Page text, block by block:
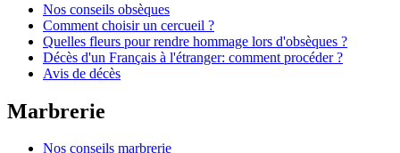
Nos conseils obsèques
Comment choisir un cercueil ?
Quelles fleurs pour rendre hommage lors d'obsèques ?
Décès d'un Français à l'étranger: comment procéder ?
Avis de décès
Marbrerie
Nos conseils marbrerie